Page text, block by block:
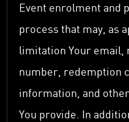
Event enrolment and
process that may, as
limitation Your email,
number, redemption
information, and
You provide. In